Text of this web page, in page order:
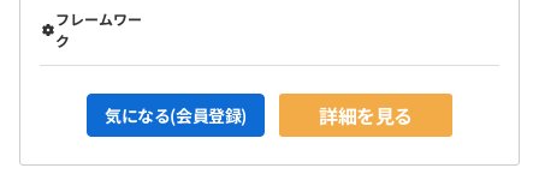
フレームワー
ク
気になる(会員登録) 詳細を見る